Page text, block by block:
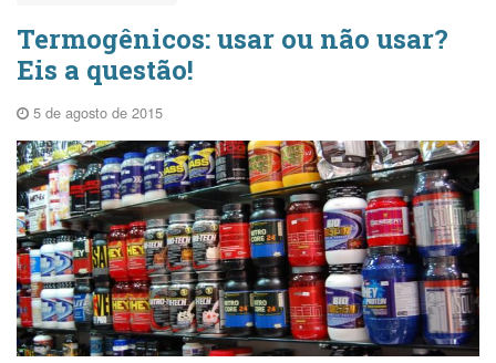
Termogênicos: usar ou não usar?
Eis a questão!
5 de agosto de 2015